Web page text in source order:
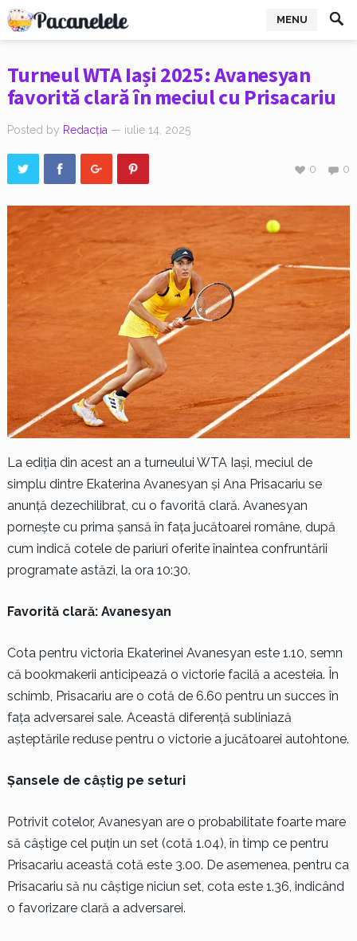
MENU
Turneul WTA Iași 2025: Avanesyan
favorită clară în meciul cu Prisacariu
Posted by Redacția — iulie 14, 2025
0
0
La ediția din acest an a turneului WTA Iași, meciul de
simplu dintre Ekaterina Avanesyan și Ana Prisacariu se
anunță dezechilibrat, cu o favorită clară. Avanesyan
pornește cu prima șansă în fața jucătoarei române, după
cum indică cotele de pariuri oferite înaintea confruntării
programate astăzi, la ora 10:30.
Favorită clară: Avanesyan
Cota pentru victoria Ekaterinei Avanesyan este 1.10, semn
că bookmakerii anticipează o victorie facilă a acesteia. În
schimb, Prisacariu are o cotă de 6.60 pentru un succes în
fața adversarei sale. Această diferență subliniază
așteptările reduse pentru o victorie a jucătoarei autohtone.
Șansele de câștig pe seturi
Potrivit cotelor, Avanesyan are o probabilitate foarte mare
să câștige cel puțin un set (cotă 1.04), în timp ce pentru
Prisacariu această cotă este 3.00. De asemenea, pentru ca
Prisacariu să nu câștige niciun set, cota este 1.36, indicând
o favorizare clară a adversarei.